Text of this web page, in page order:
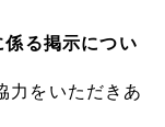
る掲示につい
力をいただきあ